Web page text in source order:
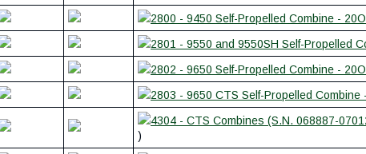
2800 - 9450 Self-Propelled Combine -
2801 - 9550 and 9550SH Self-Propelled
2802 - 9650 Self-Propelled Combine -
2803 - 9650 CTS Self-Propelled Combine
4304 - CTS Combines (S.N. 068887-
)